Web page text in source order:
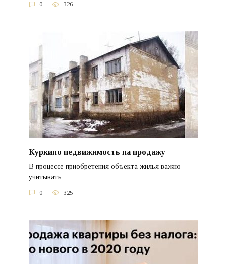
0 326
Куркино недвижимость на продажу
В процессе приобретения объекта жилья важно
учитывать
0 325